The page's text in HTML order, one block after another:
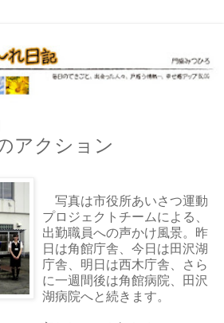
アクション
写真は市役所あいさつ運動
プロジェクトチームによる、
出勤職員への声かけ風景。昨
日は角館庁舎、今日は田沢湖
庁舎、明日は西木庁舎、さら
に一週間後は角館病院、田沢
湖病院へと続きます。